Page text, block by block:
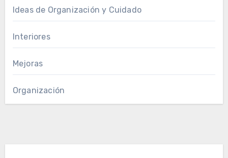
Ideas de Organización y Cuidado
Interiores
Mejoras
Organización